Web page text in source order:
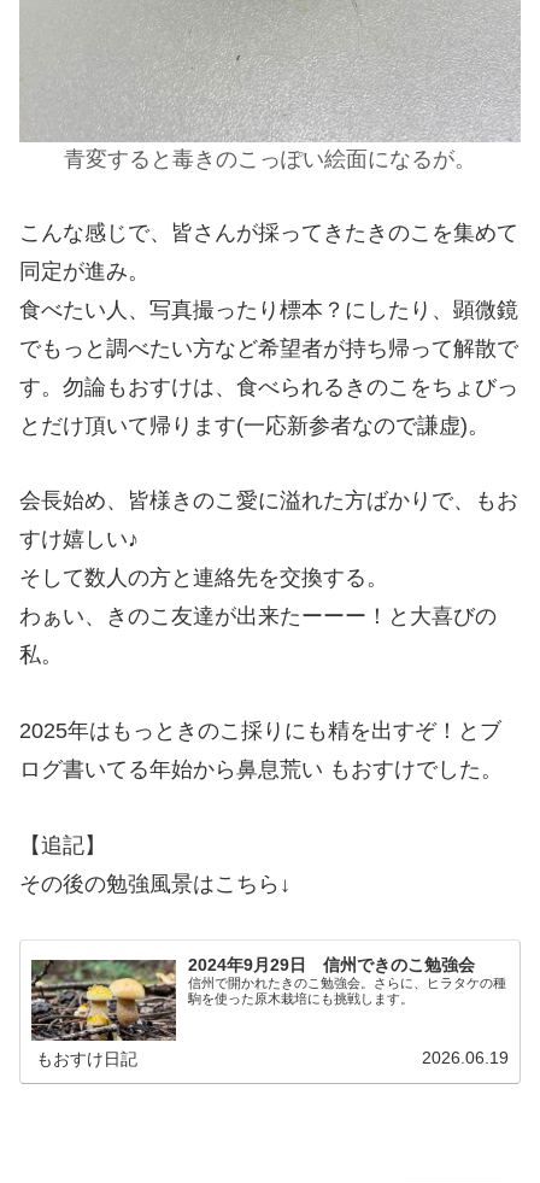
青変すると毒きのこっぽい絵面になるが。
こんな感じで、皆さんが採ってきたきのこを集めて
同定が進み。
食べたい人、写真撮ったり標本？にしたり、顕微鏡
でもっと調べたい方など希望者が持ち帰って解散で
す。勿論もおすけは、食べられるきのこをちょびっ
とだけ頂いて帰ります(一応新参者なので謙虚)。
会長始め、皆様きのこ愛に溢れた方ばかりで、もお
すけ嬉しい♪
そして数人の方と連絡先を交換する。
わぁい、きのこ友達が出来たーーー！と大喜びの
私。
2025年はもっときのこ採りにも精を出すぞ！とブ
ログ書いてる年始から鼻息荒い もおすけでした。
【追記】
その後の勉強風景はこちら↓
2024年9月29日 信州できのこ勉強会
信州で開かれたきのこ勉強会。さらに、ヒラタケの種
駒を使った原木栽培にも挑戦します。
もおすけ日記 2026.06.19